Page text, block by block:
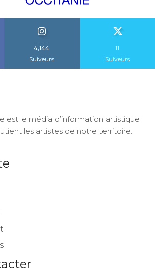
4,144
Suiveurs
11
Suiveurs
est le média d’information artistique
les artistes de notre territoire.